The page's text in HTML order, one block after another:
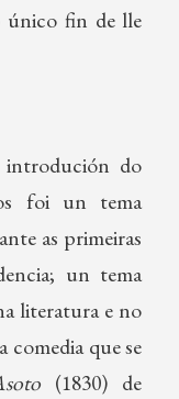
único fin de lle
do
foi un tema
as primeiras
un tema
literatura e no
que se
(1830) de